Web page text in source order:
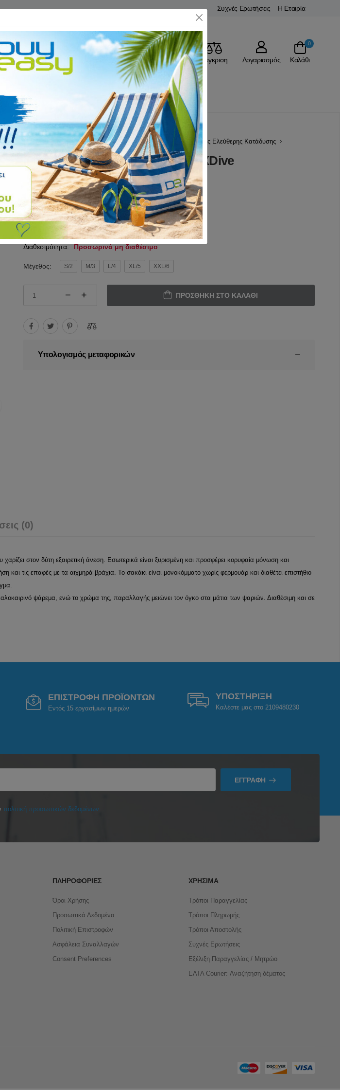
Συχνές Ερωτήσεις Η Εταιρία
Αγαπημένα Σύγκριση Λογαριασμός
0
Καλάθι
CAMPING Επικοινωνία
Αρχική ΨΑΡΕΜΑ - ΚΑΤΑΔΥΣΗ Υποβρύχιο Ψάρεμα Στολές Ελεύθερης Κατάδυσης
Στολή Παραλλαγής Sepia 5mm XDive
Αξιολόγηση: (0 Αξιολογήσεις)
Κωδικός64142
174.90€ 200.00€
Διαθεσιμότητα: Προσωρινά μη διαθέσιμο
Μέγεθος: S/2 M/3 L/4 XL/5 XXL/6
ΠΡΟΣΘΉΚΗ ΣΤΟ ΚΑΛΆΘΙ
Υπολογισμός μεταφορικών
(0)
στον δύτη εξαιρετική άνεση. Εσωτερικά είναι ξυρισμένη και προσφέρει κορυφαία μόνωση και
τις επαφές με τα αιχμηρά βράχια. Το σακάκι είναι μονοκόμματο χωρίς φερμουάρ και διαθέτει επιστήθιο
ψάρεμα, ενώ το χρώμα της, παραλλαγής μειώνει τον όγκο στα μάτια των ψαριών. Διαθέσιμη και σε
ΕΠΙΣΤΡΟΦΗ ΠΡΟΪΟΝΤΩΝ
Εντός 15 εργασίμων ημερών
ΥΠΟΣΤΗΡΙΞΗ
Καλέστε μας στο 2109480230
ΕΓΓΡΑΦΉ
πολιτική προσωπικών δεδομένων
ΠΛΗΡΟΦΟΡΊΕΣ
Όροι Χρήσης
Προσωπικά Δεδομένα
Πολιτική Επιστροφών
Ασφάλεια Συναλλαγών
Consent Preferences
ΧΡΉΣΙΜΑ
Τρόποι Παραγγελίας
Τρόποι Πληρωμής
Τρόποι Αποστολής
Συχνές Ερωτήσεις
Εξέλιξη Παραγγελίας / Μητρώο
ΕΛΤΑ Courier: Αναζήτηση δέματος
Close